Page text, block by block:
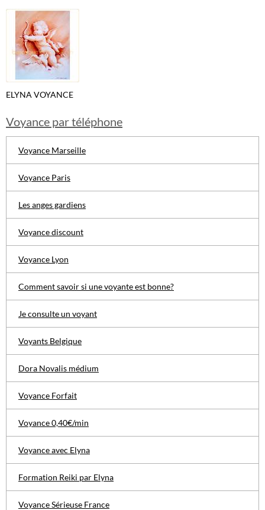
ELYNA VOYANCE
Voyance par téléphone
Voyance Marseille
Voyance Paris
Les anges gardiens
Voyance discount
Voyance Lyon
Comment savoir si une voyante est bonne?
Je consulte un voyant
Voyants Belgique
Dora Novalis médium
Voyance Forfait
Voyance 0,40€/min
Voyance avec Elyna
Formation Reiki par Elyna
Voyance Sérieuse France